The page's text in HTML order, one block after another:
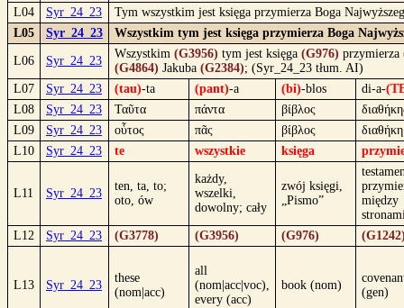
L04
Syr_24_23
Tym wszystkim jest księga przymierza Boga
L05
Syr_24_23 Wszystkim tym jest księga przymierza Boga
L06 Syr_24_23
Wszystkim (G3956) tym jest księga (G976) przymierza
(G4864) Jakuba (G2384); (Syr_24_23 tłum. AI)
L07
Syr_24_23 (tau)-ta (pant)-a (bi)-blos di-a-
L08
Syr_24_23 Ταῦτα πάντα βίβλος
L09
Syr_24_23 οὗτος πᾶς βίβλος
διαθήκη
L10
Syr_24_23 te wszystkie księga
L11 Syr_24_23
ten, ta, to;
oto, ów
każdy,
wszelki,
dowolny; cały
zwój księgi,
„Pismo”
między
L12
Syr_24_23 (G3778) (G3956) (G976)
L13 Syr_24_23
these
(nom|acc)
all
(nom|acc|voc),
every (acc)
book (nom)
(gen)